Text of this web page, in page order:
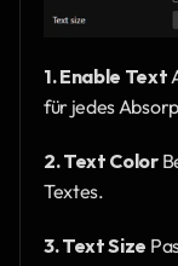
1. Enable Text
für jedes
2. Text Color
Textes.
3. Text Size